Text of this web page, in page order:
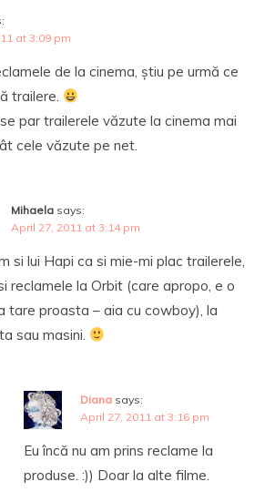
at 3:09 pm
de la cinema, știu pe urmă ce
trailere.
par trailerele văzute la cinema mai
cele văzute pe net.
Mihaela says:
April 27, 2011 at 3:14 pm
si lui Hapi ca si mie-mi plac trailerele,
reclamele la Orbit (care apropo, e o
tare proasta – aia cu cowboy), la
sau masini.
Diana says:
April 27, 2011 at 3:16 pm
Eu încă nu am prins reclame la
produse. :)) Doar la alte filme.